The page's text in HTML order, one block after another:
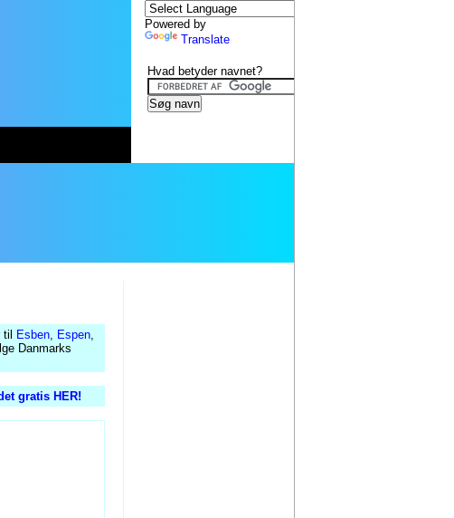
Esben, Espen,
Danmarks
gratis HER!
Powered by
Translate
Hvad betyder navnet?